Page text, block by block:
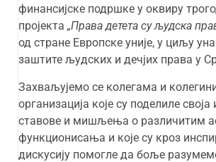
финансијске подршке у оквиру
пројекта „Права детета су људска
од стране Европске уније, у циљу
заштите људских и дечјих права у
Захваљујемо се колегама и
организација које су поделиле своја
ставове и мишљења о различитим
функционисања и које су кроз
дискусију помогле да боље